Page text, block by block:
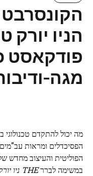
הניו יורק
פודקאסט
מגה-
הפסיכדלים ומראות
הפוליטית והעיצוב מחדש
במשימה לבררTHE ניו